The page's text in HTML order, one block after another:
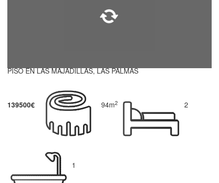
PISO EN LAS MAJADILLAS, LAS PALMAS
139500€ 94m2 2
1